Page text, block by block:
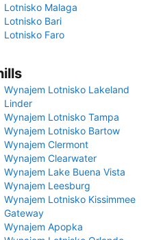
Lotnisko Malaga
Lotnisko Bari
Lotnisko Faro
Wynajem Lotnisko Lakeland
Linder
Wynajem Lotnisko Tampa
Wynajem Lotnisko Bartow
Wynajem Clermont
Wynajem Clearwater
Wynajem Lake Buena Vista
Wynajem Leesburg
Wynajem Lotnisko Kissimmee
Gateway
Wynajem Apopka